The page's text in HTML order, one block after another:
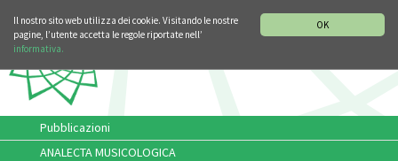
OK
Il nostro sito web utilizza dei cookie. Visitando le nostre
pagine, l’utente accetta le regole riportate nell’
informativa.
Pubblicazioni
ANALECTA MUSICOLOGICA